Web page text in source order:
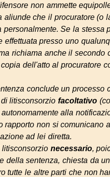
non ammette
aliunde che il procuratore (o
personalmente. Se la
effettuata presso uno
richiama anche il secondo
dell'atto al procuratore
conclude un processo
litisconsorzio facoltativo
alla
rapporto non si comunicano
ad lei diretta.
necessario,
della sentenza, chiesta da
tutte le altre parti che non